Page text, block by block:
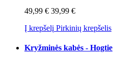
49,99 € 39,99 €
Į krepšelį Pirkinių krepšelis
Kryžminės kabės - Hogtie